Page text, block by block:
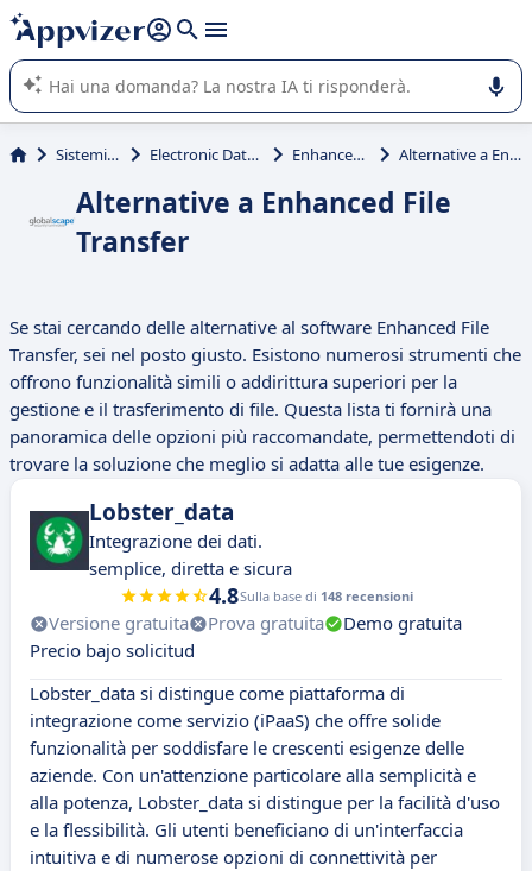
righe con
shift + enter
L'IA di Appvizer vi guida nell'utilizzo o nella scelta di un
software SaaS per la vostra azienda.
Sistemi informativi Electronic Data Interchange (EDI) Enhanced File Transfer Alternative a Enhanced File Transfer
Alternative a Enhanced File
Transfer
Se stai cercando delle alternative al software Enhanced File
Transfer, sei nel posto giusto. Esistono numerosi strumenti che
offrono funzionalità simili o addirittura superiori per la
gestione e il trasferimento di file. Questa lista ti fornirà una
panoramica delle opzioni più raccomandate, permettendoti di
trovare la soluzione che meglio si adatta alle tue esigenze.
Lobster_data
Integrazione dei dati.
semplice, diretta e sicura
4.8Sulla base di 148 recensioni
Versione gratuita Prova gratuita
Demo gratuita
Precio bajo solicitud
Lobster_data si distingue come piattaforma di
integrazione come servizio (iPaaS) che offre solide
funzionalità per soddisfare le crescenti esigenze delle
aziende. Con un'attenzione particolare alla semplicità e
alla potenza, Lobster_data si distingue per la facilità d'uso
e la flessibilità. Gli utenti beneficiano di un'interfaccia
intuitiva e di numerose opzioni di connettività per